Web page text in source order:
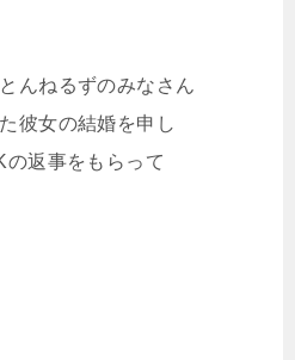
んねるずのみなさん
彼女の結婚を申し
返事をもらって